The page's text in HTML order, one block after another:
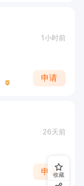
1小时前
申请
26天前
申请收藏